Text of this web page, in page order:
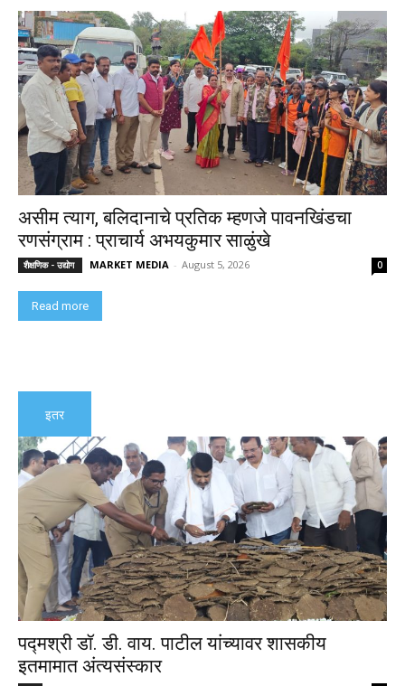
असीम त्याग, बलिदानाचे प्रतिक म्हणजे पावनखिंडचा
रणसंग्राम : प्राचार्य अभयकुमार साळुंखे
शैक्षणिक - उद्योग MARKET MEDIA - August 5, 2026 0
Read more
इतर
पद्मश्री डॉ. डी. वाय. पाटील यांच्यावर शासकीय
इतमामात अंत्यसंस्कार